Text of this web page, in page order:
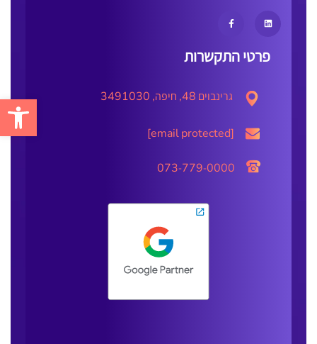
פרטי התקשרות
גרינבוים 48, חיפה, 3491030
[email protected]
073-779-0000⁩
פתח